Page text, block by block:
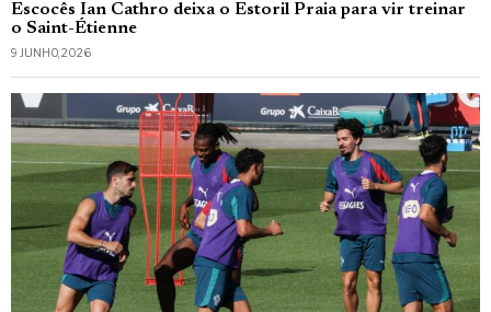
Escocês Ian Cathro deixa o Estoril Praia para vir treinar
o Saint-Étienne
9 JUNHO, 2026